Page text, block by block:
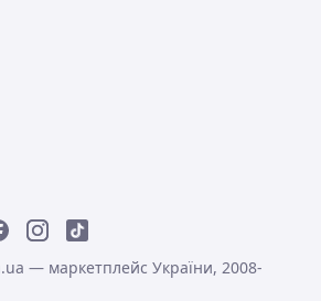
— маркетплейс України, 2008-